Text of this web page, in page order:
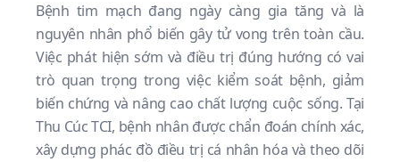
Bệnh tim mạch đang ngày càng gia tăng và là
nguyên nhân phổ biến gây tử vong trên toàn cầu.
Việc phát hiện sớm và điều trị đúng hướng có vai
trò quan trọng trong việc kiểm soát bệnh, giảm
biến chứng và nâng cao chất lượng cuộc sống. Tại
Thu Cúc TCI, bệnh nhân được chẩn đoán chính xác,
xây dựng phác đồ điều trị cá nhân hóa và theo dõi